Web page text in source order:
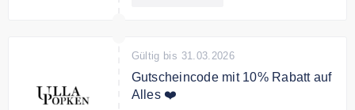
Gültig bis 31.03.2026
Gutscheincode mit 10% Rabatt auf
Alles ❤️